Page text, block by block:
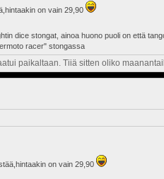
on vain 29,90
dice stongat, ainoa huono puoli on että
racer" stongassa
paikaltaan. Tiiä sitten oliko
on vain 29,90